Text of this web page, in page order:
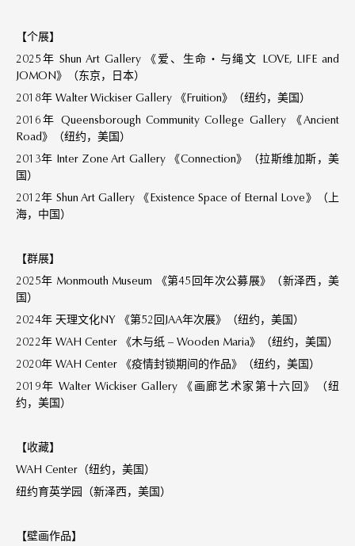
【个展】
2025年 Shun Art Gallery 《爱、生命・与绳文 LOVE, LIFE and
JOMON》（东京，日本）
2018年 Walter Wickiser Gallery 《Fruition》（纽约，美国）
2016年 Queensborough Community College Gallery 《Ancient
Road》（纽约，美国）
2013年 Inter Zone Art Gallery 《Connection》（拉斯维加斯，美
国）
2012年 Shun Art Gallery 《Existence Space of Eternal Love》（上
海，中国）
【群展】
2025年 Monmouth Museum 《第45回年次公募展》（新泽西，美
国）
2024年 天理文化NY 《第52回JAA年次展》（纽约，美国）
2022年 WAH Center 《木与纸 – Wooden Maria》（纽约，美国）
2020年 WAH Center 《疫情封锁期间的作品》（纽约，美国）
2019年 Walter Wickiser Gallery 《画廊艺术家第十六回》（纽
约，美国）
【收藏】
WAH Center（纽约，美国）
纽约育英学园（新泽西，美国）
【壁画作品】